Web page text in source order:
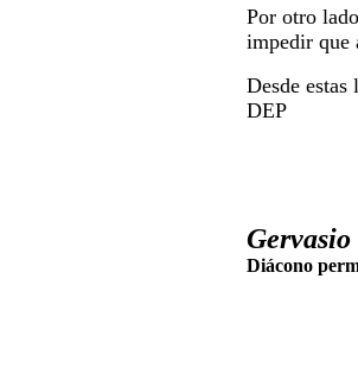
Por otro
impedir que
Desde
DEP
Diácono